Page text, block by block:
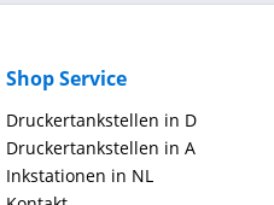
Shop Service
Druckertankstellen in D
Druckertankstellen in A
Inkstationen in NL